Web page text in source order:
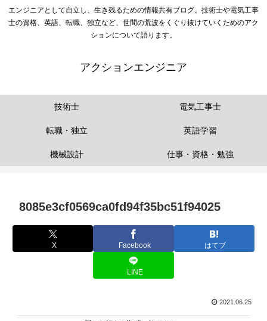
エンジニアとして自立し、生き残るための情報共有ブログ。技術士や電気工事
士の資格、英語、転職、独立など、世間の荒波をくぐり抜けていくためのアク
ションについて語ります。
アクションエンジニア
技術士 電気工事士
転職・独立 英語学習
機械設計 仕事・資格・勉強
8085e3cf0569ca0fd94f35bc51f94025
X Facebook はてブ
LINE
2021.06.25